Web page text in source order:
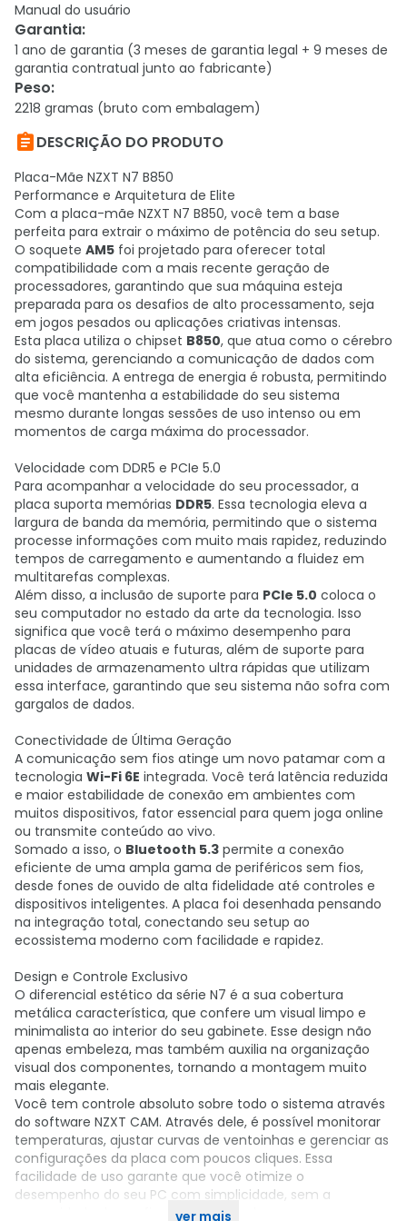
Manual do usuário
Garantia:
1 ano de garantia (3 meses de garantia legal + 9 meses de
garantia contratual junto ao fabricante)
Peso:
2218 gramas (bruto com embalagem)
DESCRIÇÃO DO PRODUTO
Placa-Mãe NZXT N7 B850
Performance e Arquitetura de Elite
Com a placa-mãe NZXT N7 B850, você tem a base
perfeita para extrair o máximo de potência do seu setup.
O soquete AM5 foi projetado para oferecer total
compatibilidade com a mais recente geração de
processadores, garantindo que sua máquina esteja
preparada para os desafios de alto processamento, seja
em jogos pesados ou aplicações criativas intensas.
Esta placa utiliza o chipset B850, que atua como o cérebro
do sistema, gerenciando a comunicação de dados com
alta eficiência. A entrega de energia é robusta, permitindo
que você mantenha a estabilidade do seu sistema
mesmo durante longas sessões de uso intenso ou em
momentos de carga máxima do processador.
Velocidade com DDR5 e PCIe 5.0
Para acompanhar a velocidade do seu processador, a
placa suporta memórias DDR5. Essa tecnologia eleva a
largura de banda da memória, permitindo que o sistema
processe informações com muito mais rapidez, reduzindo
tempos de carregamento e aumentando a fluidez em
multitarefas complexas.
Além disso, a inclusão de suporte para PCIe 5.0 coloca o
seu computador no estado da arte da tecnologia. Isso
significa que você terá o máximo desempenho para
placas de vídeo atuais e futuras, além de suporte para
unidades de armazenamento ultra rápidas que utilizam
essa interface, garantindo que seu sistema não sofra com
gargalos de dados.
Conectividade de Última Geração
A comunicação sem fios atinge um novo patamar com a
tecnologia Wi-Fi 6E integrada. Você terá latência reduzida
e maior estabilidade de conexão em ambientes com
muitos dispositivos, fator essencial para quem joga online
ou transmite conteúdo ao vivo.
Somado a isso, o Bluetooth 5.3 permite a conexão
eficiente de uma ampla gama de periféricos sem fios,
desde fones de ouvido de alta fidelidade até controles e
dispositivos inteligentes. A placa foi desenhada pensando
na integração total, conectando seu setup ao
ecossistema moderno com facilidade e rapidez.
Design e Controle Exclusivo
O diferencial estético da série N7 é a sua cobertura
metálica característica, que confere um visual limpo e
minimalista ao interior do seu gabinete. Esse design não
apenas embeleza, mas também auxilia na organização
visual dos componentes, tornando a montagem muito
mais elegante.
Você tem controle absoluto sobre todo o sistema através
do software NZXT CAM. Através dele, é possível monitorar
temperaturas, ajustar curvas de ventoinhas e gerenciar as
configurações da placa com poucos cliques. Essa
facilidade de uso garante que você otimize o
desempenho do seu PC com simplicidade, sem a
necessidade de configurações complexas.
ver mais